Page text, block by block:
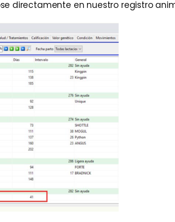
directamente en nuestro registro